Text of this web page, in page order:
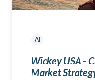
AI
Wickey USA -
Market